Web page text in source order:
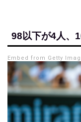
98以下が4人、
Embed from Getty